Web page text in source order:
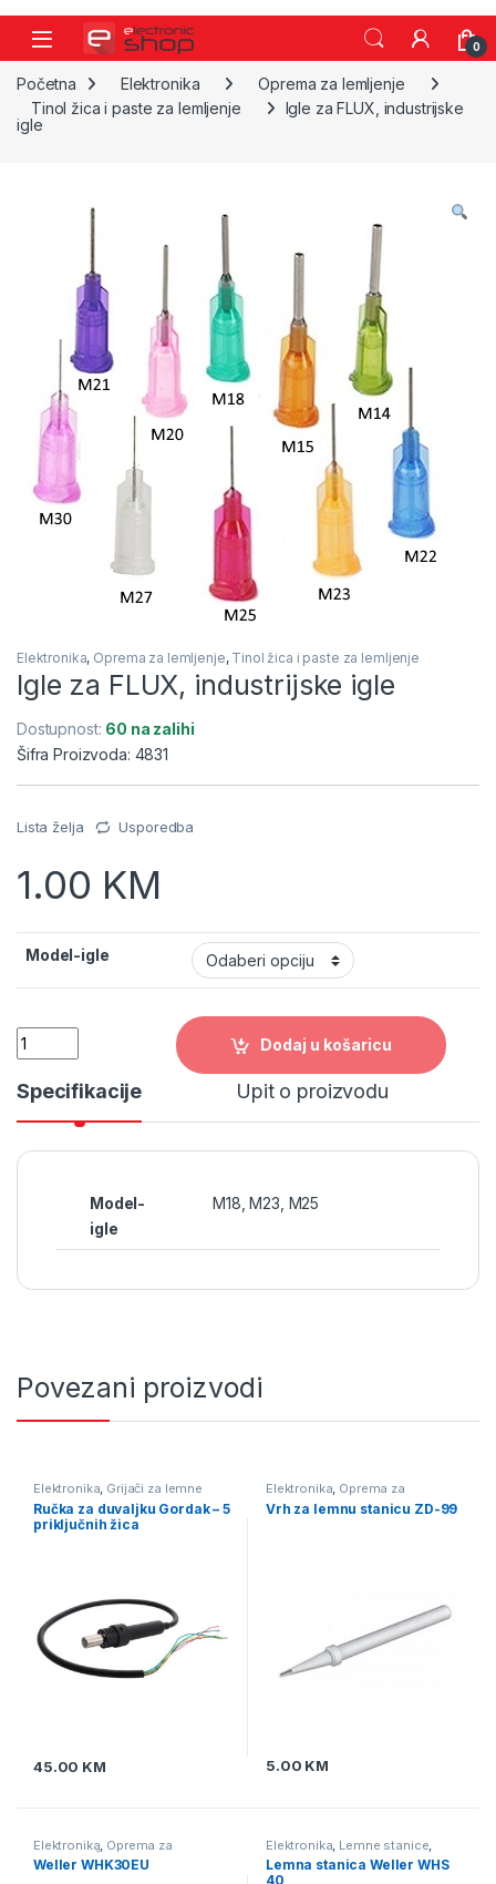
Skip to navigation
Skip to content
0
Početna Elektronika
Oprema za lemljenje
Tinol žica i paste za lemljenje
Igle za FLUX, industrijske
igle
Elektronika, Oprema za lemljenje, Tinol žica i paste za lemljenje
Igle za FLUX, industrijske igle
Dostupnost: 60 na zalihi
Šifra Proizvoda: 4831
Lista želja Usporedba
1.00 KM
Model-igle
Quantity
Dodaj u košaricu
Specifikacije Upit o proizvodu
Model-
igle
M18, M23, M25
Povezani proizvodi
Elektronika, Grijači za lemne
stanice Oprema za lemljenje
Pomagala i alat za lemljenje,
Puhaljke - lemne stanice za
SMD ,
Ručka za duvaljku Gordak – 5
priključnih žica
45.00 KM
Elektronika, Oprema za
lemljenje Vrhovi za lemne
stanice
Vrh za lemnu stanicu ZD-99
5.00 KM
Elektronika Oprema za
lemljenje,Štapne lemilice
Weller WHK30EU
Elektronika Lemne stanice
Oprema za lemljenje
Lemna stanica Weller WHS
40